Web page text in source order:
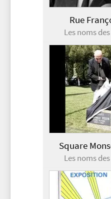
Rue
Les noms
Square
Les noms